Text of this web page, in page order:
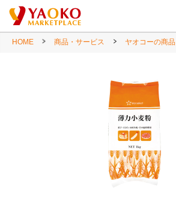
HOME 商品・サービス ヤオコーの商品